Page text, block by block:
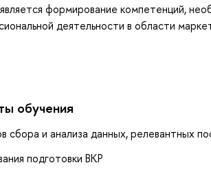
формирование компетенций,
деятельности в области
обучения
и анализа данных, релевантных
подготовки ВКР